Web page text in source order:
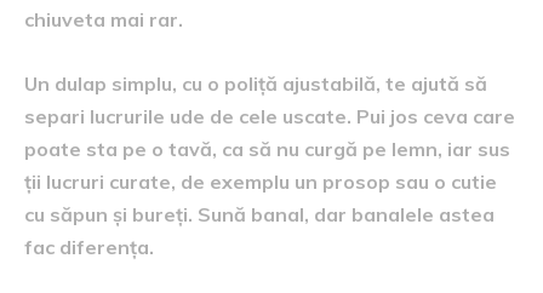
chiuveta mai rar.
Un dulap simplu, cu o poliță ajustabilă, te ajută să
separi lucrurile ude de cele uscate. Pui jos ceva care
poate sta pe o tavă, ca să nu curgă pe lemn, iar sus
ții lucruri curate, de exemplu un prosop sau o cutie
cu săpun și bureți. Sună banal, dar banalele astea
fac diferența.